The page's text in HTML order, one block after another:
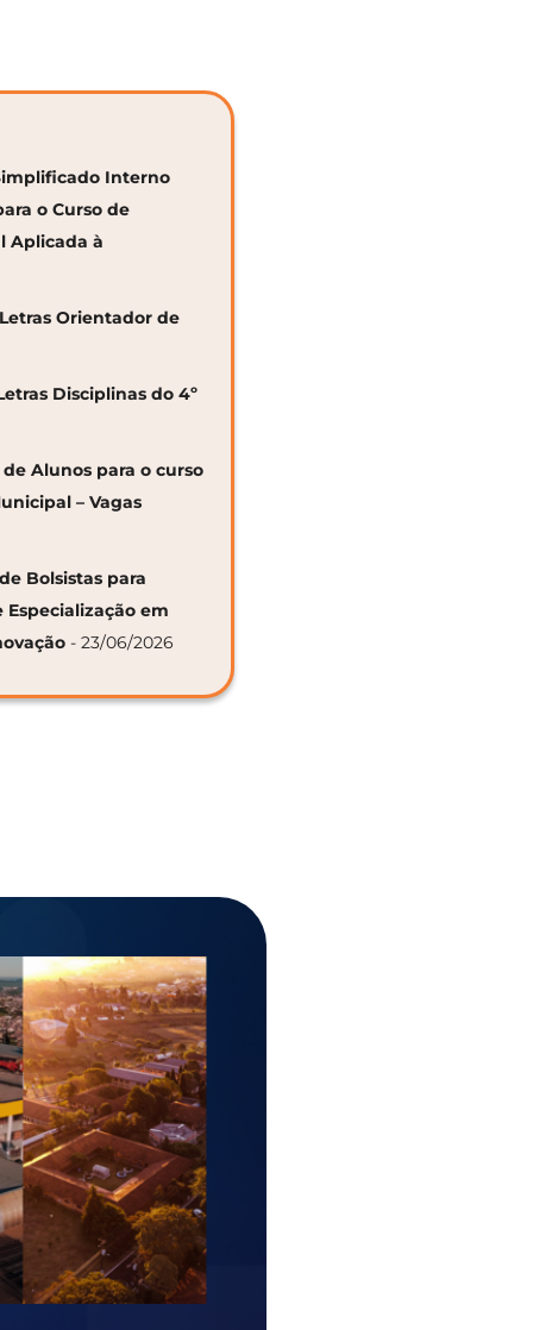
Interno
o Curso de
Aplicada à
Orientador de
Disciplinas do 4º
de Alunos para o curso
– Vagas
Bolsistas para
em
- 23/06/2026